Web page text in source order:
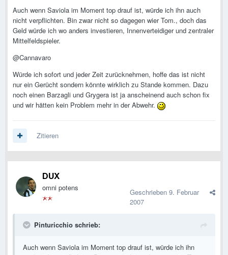
Auch wenn Saviola im Moment top drauf ist, würde ich ihn auch
nicht verpflichten. Bin zwar nicht so dagegen wier Tom., doch das
Geld würde ich wo anders investieren, Innenverteidiger und zentraler
Mittelfeldspieler.
@Cannavaro
Würde ich sofort und jeder Zeit zurücknehmen, hoffe das ist nicht
nur ein Gerücht sondern könnte wirklich zu Stande kommen. Dazu
noch einen Barzagli und Grygera ist ja anscheinend auch schon fix
und wir hätten kein Problem mehr in der Abwehr.
Zitieren
DUX
omni potens Geschrieben 9. Februar
2007
Pinturicchio schrieb:
Auch wenn Saviola im Moment top drauf ist, würde ich ihn